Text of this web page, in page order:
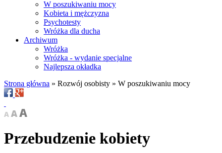
W poszukiwaniu mocy
Kobieta i mężczyzna
Psychotesty
Wróżka dla ducha
Archiwum
Wróżka
Wróżka - wydanie specjalne
Najlepsza okładka
Strona główna » Rozwój osobisty » W poszukiwaniu mocy
Przebudzenie kobiety